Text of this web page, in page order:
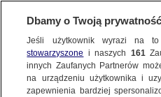
WARSZAWA
WAWER
Zmarł architekt,
Dbamy o Twoją prywatność
Jeśli użytkownik wyrazi na
stowarzyszone i naszych 161
innych Zaufanych Partnerów
na urządzeniu użytkownika i
zapewnienia bardziej